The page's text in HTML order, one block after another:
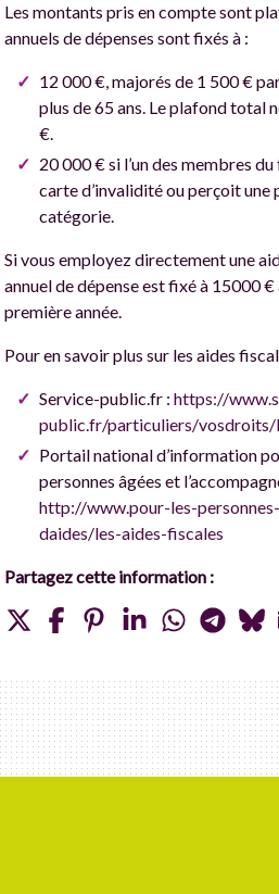
Les montants pris en compte sont
annuels de dépenses sont fixés à :
12 000 €, majorés de 1 500 €
plus de 65 ans. Le plafond total
€.
20 000 € si l’un des membres
carte d’invalidité ou perçoit une
catégorie.
Si vous employez directement une
annuel de dépense est fixé à 15000
première année.
Pour en savoir plus sur les aides
Service-public.fr : https://
public.fr/particuliers/vosdroits/
Portail national d’information
personnes âgées et
http://www.pour-les-
daides/les-aides-fiscales
Partagez cette information :